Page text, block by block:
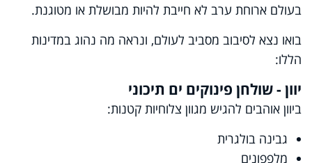
בעולם ארוחת ערב לא חייבת להיות מבושלת או מטוגנת.
בואו נצא לסיבוב מסביב לעולם, ונראה מה נהוג במדינות
הללו:
יוון - שולחן פינוקים ים תיכוני
ביוון אוהבים להגיש מגוון צלוחיות קטנות:
גבינה בולגרית
מלפפונים